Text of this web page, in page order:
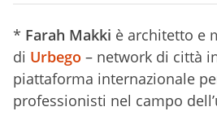
* Farah Makki è architetto e
di Urbego – network di città
piattaforma internazionale
professionisti nel campo